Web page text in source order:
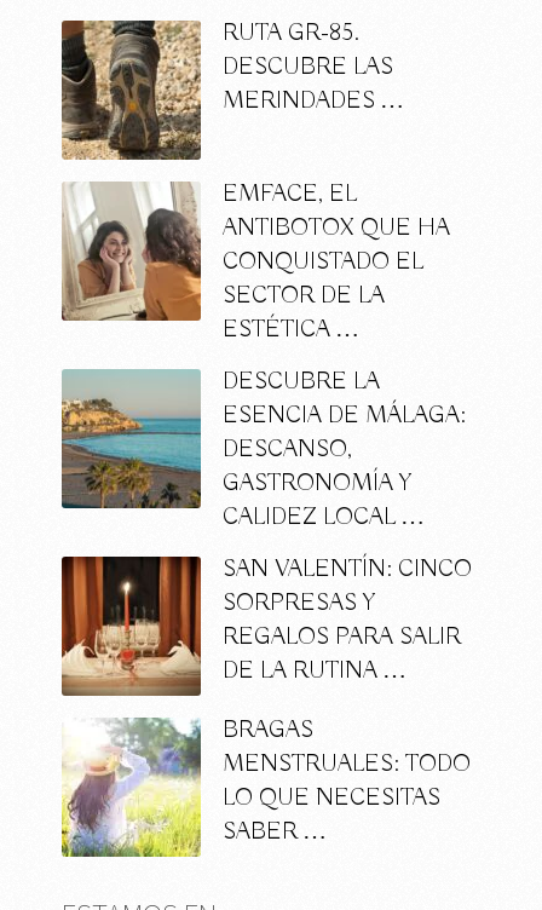
RUTA GR-85.
DESCUBRE LAS
MERINDADES …
EMFACE, EL
ANTIBOTOX QUE HA
CONQUISTADO EL
SECTOR DE LA
ESTÉTICA …
DESCUBRE LA
ESENCIA DE MÁLAGA:
DESCANSO,
GASTRONOMÍA Y
CALIDEZ LOCAL …
SAN VALENTÍN: CINCO
SORPRESAS Y
REGALOS PARA SALIR
DE LA RUTINA …
BRAGAS
MENSTRUALES: TODO
LO QUE NECESITAS
SABER …